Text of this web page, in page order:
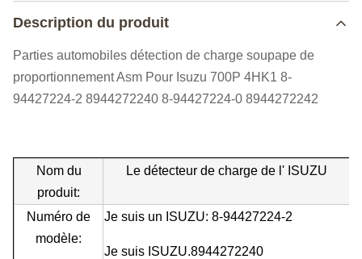
Description du produit
Parties automobiles détection de charge soupape de
proportionnement Asm Pour Isuzu 700P 4HK1 8-
94427224-2 8944272240 8-94427224-0 8944272242
Nom du
produit:
Le détecteur de charge de l' ISUZU
Numéro de
modèle:
Je suis un ISUZU: 8-94427224-2
Je suis ISUZU.8944272240